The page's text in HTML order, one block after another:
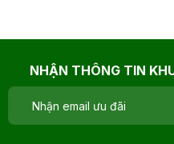
NHẬN THÔNG TIN